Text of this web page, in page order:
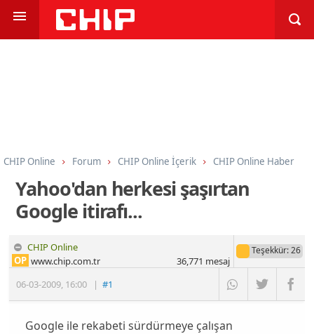
CHIP Online Forum CHIP Online İçerik CHIP Online Haber
Yahoo'dan herkesi şaşırtan
Google itirafı...
CHIP Online
06-03-2009, 16:00 |#1
OP www.chip.com.tr
Teşekkür: 26
36,771 mesaj
Google ile rekabeti sürdürmeye çalışan